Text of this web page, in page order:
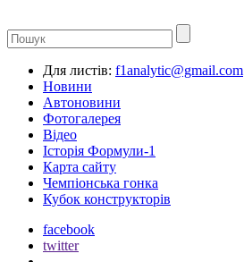
Для листів: f1analytic@gmail.com
Новини
Автоновини
Фотогалерея
Відео
Історія Формули-1
Карта сайту
Чемпіонська гонка
Кубок конструкторів
facebook
twitter